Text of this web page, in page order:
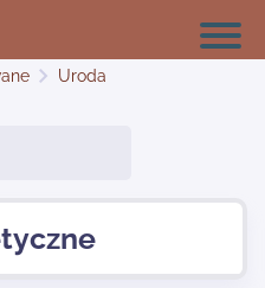
Uroda